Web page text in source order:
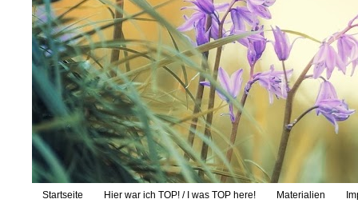
Startseite Hier war ich TOP! / I was TOP here! Materialien